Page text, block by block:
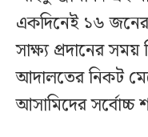
একদিনেই ১৬ জনের
সাক্ষ্য প্রদানের
আদালতের নিকট
আসামিদের সর্বোচ্চ